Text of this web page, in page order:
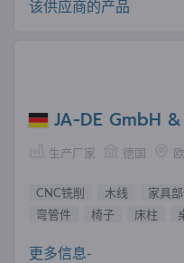
该供应商的产品
JA-DE GmbH
生产厂家 德国
CNC铣削 木线 家具
弯管件
椅子 床柱
更多信息-